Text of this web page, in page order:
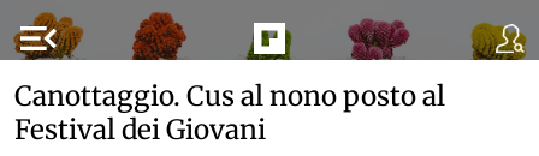
menu_open
Canottaggio. Cus al nono posto al
Festival dei Giovani